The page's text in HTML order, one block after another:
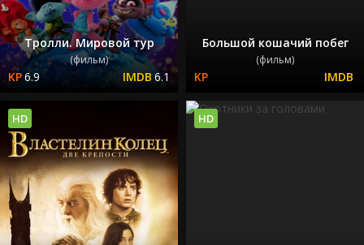
Тролли. Мировой тур
(фильм)
6.9 6.1
Большой кошачий побег
(фильм)
HD HD